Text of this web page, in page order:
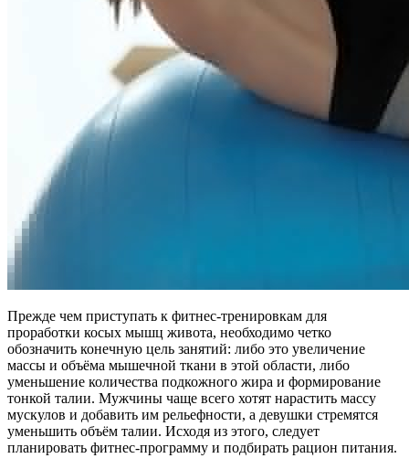
Прежде чем приступать к фитнес-тренировкам для
проработки косых мышц живота, необходимо четко
обозначить конечную цель занятий: либо это увеличение
массы и объёма мышечной ткани в этой области, либо
уменьшение количества подкожного жира и формирование
тонкой талии. Мужчины чаще всего хотят нарастить массу
мускулов и добавить им рельефности, а девушки стремятся
уменьшить объём талии. Исходя из этого, следует
планировать фитнес-программу и подбирать рацион питания.